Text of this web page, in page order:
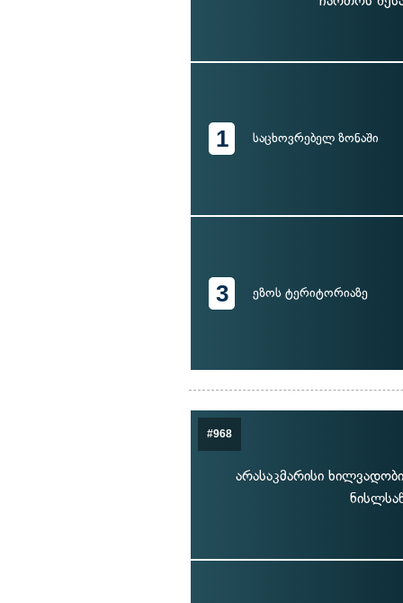
1 საცხოვრებელ ზონაში
3 ეზოს ტერიტორიაზე
#968
არასაკმარისი